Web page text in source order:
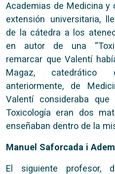
Academias de Medicina y
extensión universitaria,
de la cátedra a los
en autor de una
remarcar que Valentí
Magaz, catedrático
anteriormente, de
Valentí consideraba
Toxicología eran dos
enseñaban dentro de la
Manuel Saforcada i
El siguiente profesor,